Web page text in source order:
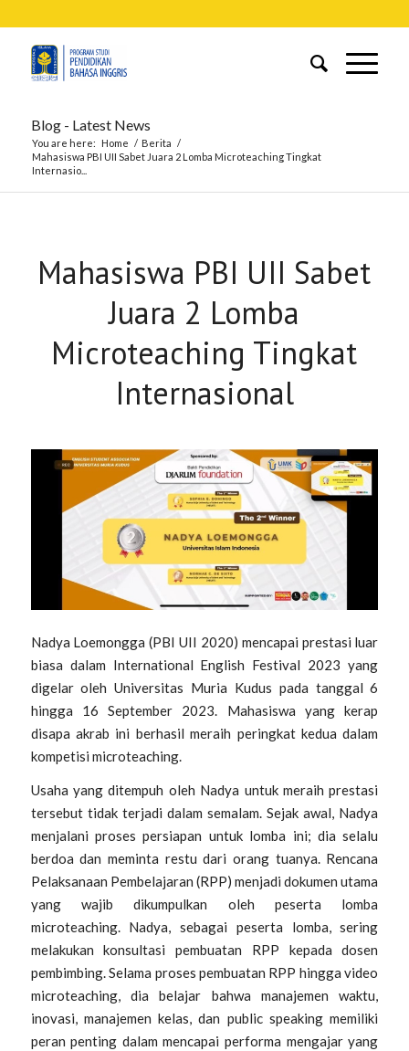
Blog - Latest News
You are here: Home / Berita /
Mahasiswa PBI UII Sabet Juara 2 Lomba Microteaching Tingkat
Internasio...
Mahasiswa PBI UII Sabet
Juara 2 Lomba
Microteaching Tingkat
Internasional
Nadya Loemongga (PBI UII 2020) mencapai prestasi luar
biasa dalam International English Festival 2023 yang
digelar oleh Universitas Muria Kudus pada tanggal 6
hingga 16 September 2023. Mahasiswa yang kerap
disapa akrab ini berhasil meraih peringkat kedua dalam
kompetisi microteaching.
Usaha yang ditempuh oleh Nadya untuk meraih prestasi
tersebut tidak terjadi dalam semalam. Sejak awal, Nadya
menjalani proses persiapan untuk lomba ini; dia selalu
berdoa dan meminta restu dari orang tuanya. Rencana
Pelaksanaan Pembelajaran (RPP) menjadi dokumen utama
yang wajib dikumpulkan oleh peserta lomba
microteaching. Nadya, sebagai peserta lomba, sering
melakukan konsultasi pembuatan RPP kepada dosen
pembimbing. Selama proses pembuatan RPP hingga video
microteaching, dia belajar bahwa manajemen waktu,
inovasi, manajemen kelas, dan public speaking memiliki
peran penting dalam mencapai performa mengajar yang